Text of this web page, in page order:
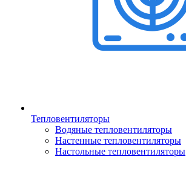
Тепловентиляторы
Водяные тепловентиляторы
Настенные тепловентиляторы
Настольные тепловентиляторы